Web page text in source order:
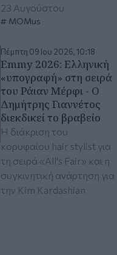
23 Αυγούστου
MOMus
Πέμπτη 09 Ιου 2026, 10:18
Emmy 2026: Ελληνική
«υπογραφή» στη σειρά
του Ράιαν Μέρφι - Ο
Δημήτρης Γιαννέτος
διεκδικεί το βραβείο
Η διάκριση του
κορυφαίου hair stylist για
τη σειρά «All's Fair» και η
συγκινητική ανάρτηση για
την Kim Kardashian